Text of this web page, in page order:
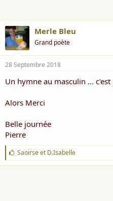
Merle Bleu
Grand poète
28 Septembre 2018
Un hymne au masculin ...
Alors Merci
Belle journée
Pierre
J
'
a
Saoirseet D.Isabelle